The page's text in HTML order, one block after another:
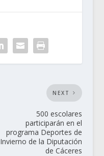
NEXT
500 escolares
participarán en el
programa Deportes de
Invierno de la Diputación
de Cáceres